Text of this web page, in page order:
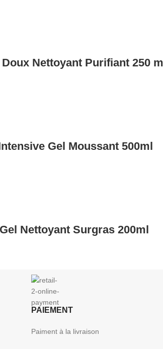
Nettoyant Purifiant 250
Gel Moussant 500ml
Nettoyant Surgras 200ml
PAIEMENT
Paiment à la livraison